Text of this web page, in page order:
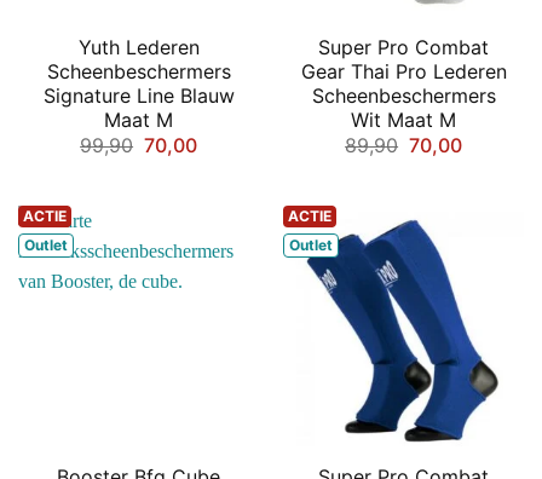
Yuth Lederen
Scheenbeschermers
Signature Line Blauw
Maat M
99,90 Oorspronkelijke
prijs
70,00Huidige
Super Pro Combat
Gear Thai Pro Lederen
Scheenbeschermers
Wit Maat M
89,90
prijs
70,00Huidige
ACTIE
Outlet
ACTIE
Outlet